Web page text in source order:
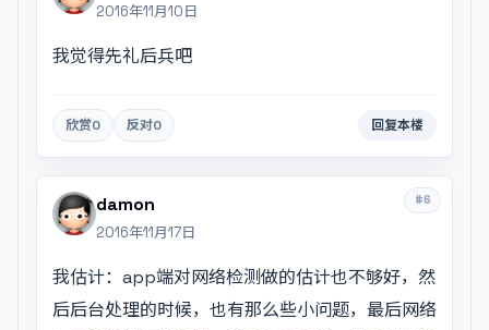
2016年11月10日
我觉得先礼后兵吧
欣赏0 反对0 回复本楼
#6
damon
2016年11月17日
我估计：app端对网络检测做的估计也不够好，然
后后台处理的时候，也有那么些小问题，最后网络